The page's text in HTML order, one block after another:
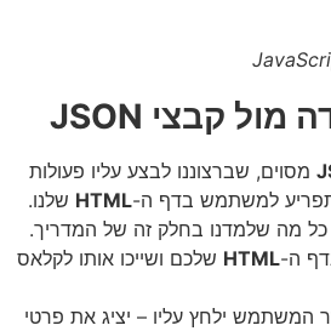
מסוים, שברצוננו לבצע עליו פעולות
תפריע למשתמש בדף ה-HTML שלנו.
כל מה שלמדנו בחלק זה של המדריך.
ה-HTML שלכם ושייכו אותו לקלאס
המשתמש ילחץ עליו – יציג את פרטי